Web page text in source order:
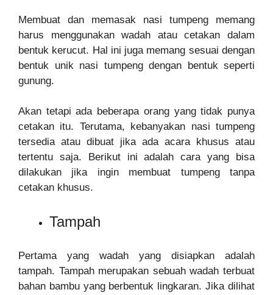
Membuat dan memasak nasi tumpeng memang
harus menggunakan wadah atau cetakan dalam
bentuk kerucut. Hal ini juga memang sesuai dengan
bentuk unik nasi tumpeng dengan bentuk seperti
gunung.
Akan tetapi ada beberapa orang yang tidak punya
cetakan itu. Terutama, kebanyakan nasi tumpeng
tersedia atau dibuat jika ada acara khusus atau
tertentu saja. Berikut ini adalah cara yang bisa
dilakukan jika ingin membuat tumpeng tanpa
cetakan khusus.
Tampah
Pertama yang wadah yang disiapkan adalah
tampah. Tampah merupakan sebuah wadah terbuat
bahan bambu yang berbentuk lingkaran. Jika dilihat